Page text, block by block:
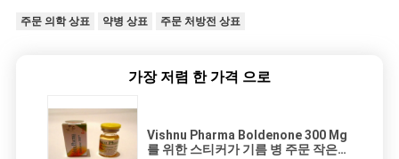
주문 의학 상표 약병 상표 주문 처방전 상표
가장 저렴 한 가격 으로
Vishnu Pharma Boldenone 300 Mg
를 위한 스티커가 기름 병 주문 작은